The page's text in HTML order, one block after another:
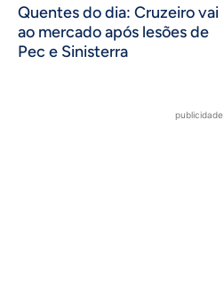
Quentes do dia: Cruzeiro vai
ao mercado após lesões de
Pec e Sinisterra
publicidade